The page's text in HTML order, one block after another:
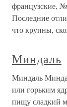
французские,
Последние
что крупны,
Миндаль
Миндаль
или гоpьким
пищу сладкий